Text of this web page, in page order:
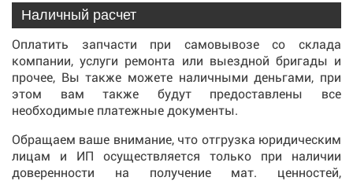
Наличный расчет
Оплатить запчасти при самовывозе со склада
компании, услуги ремонта или выездной бригады и
прочее, Вы также можете наличными деньгами, при
этом вам также будут предоставлены все
необходимые платежные документы.
Обращаем ваше внимание, что отгрузка юридическим
лицам и ИП осуществляется только при наличии
доверенности на получение мат. ценностей,